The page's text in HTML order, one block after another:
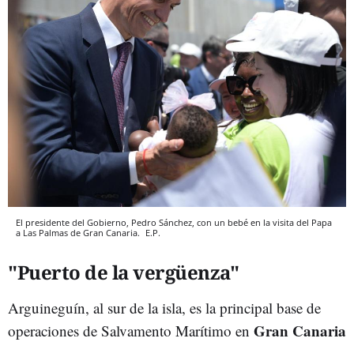
El presidente del Gobierno, Pedro Sánchez, con un bebé en la visita del Papa
a Las Palmas de Gran Canaria. E.P.
"Puerto de la vergüenza"
Arguineguín, al sur de la isla, es la principal base de
operaciones de Salvamento Marítimo en Gran Canaria